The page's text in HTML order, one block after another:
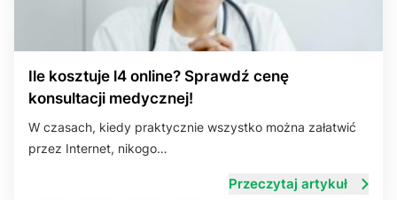
Ile kosztuje l4 online? Sprawdź cenę
konsultacji medycznej!
W czasach, kiedy praktycznie wszystko można załatwić
przez Internet, nikogo…
Przeczytaj artykuł